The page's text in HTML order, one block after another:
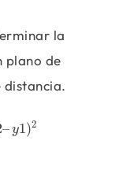
la
plano de
distancia.
– y1)2
2